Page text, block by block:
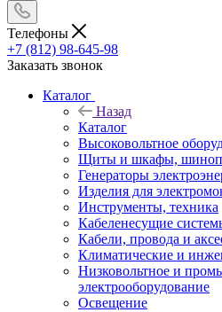
Телефоны
+7 (812) 98-645-98
Заказать звонок
Каталог
Назад
Каталог
Высоковольтное
Щиты и шкафы,
Генераторы
Изделия для
Инструменты, техника
Кабеленесущие
Кабели, провода и
Климатические и
Низковольтное и
электрооборудование
Освещение